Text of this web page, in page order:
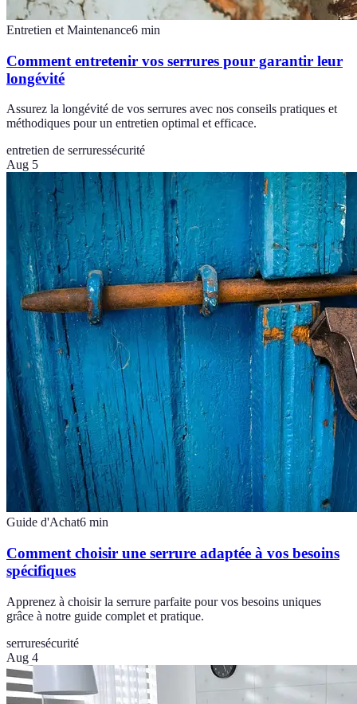
Entretien et Maintenance6 min
Comment entretenir vos serrures pour garantir leur
longévité
Assurez la longévité de vos serrures avec nos conseils pratiques et
méthodiques pour un entretien optimal et efficace.
entretien de serruressécurité
Aug 5
Guide d'Achat6 min
Comment choisir une serrure adaptée à vos besoins
spécifiques
Apprenez à choisir la serrure parfaite pour vos besoins uniques
grâce à notre guide complet et pratique.
serruresécurité
Aug 4